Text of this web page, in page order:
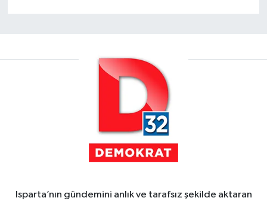
Isparta’nın gündemini anlık ve tarafsız şekilde aktaran